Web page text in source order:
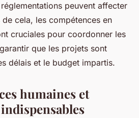
peuvent affecter
cela, les compétences en
cruciales pour coordonner les
que les projets sont
délais et le budget impartis.
humaines et